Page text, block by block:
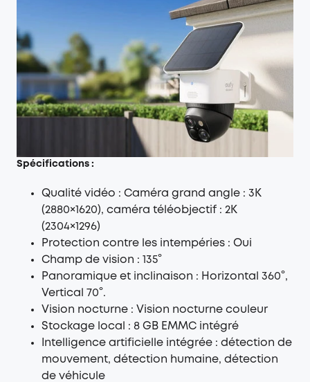
Spécifications :
Qualité vidéo : Caméra grand angle : 3K
(2880×1620), caméra téléobjectif : 2K
(2304×1296)
Protection contre les intempéries : Oui
Champ de vision : 135°
Panoramique et inclinaison : Horizontal 360°,
Vertical 70°.
Vision nocturne : Vision nocturne couleur
Stockage local : 8 GB EMMC intégré
Intelligence artificielle intégrée : détection de
mouvement, détection humaine, détection
de véhicule